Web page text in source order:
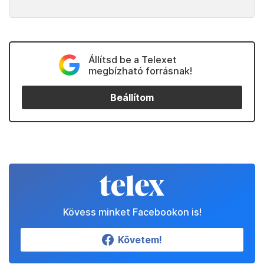
Állítsd be a Telexet
megbízható forrásnak!
Beállítom
Kövess minket Facebookon is!
Követem!